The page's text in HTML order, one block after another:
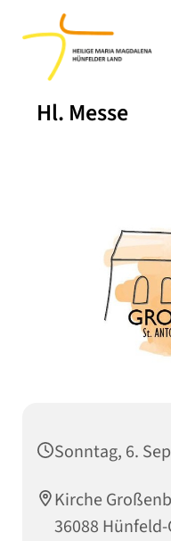
Hl. Messe
Sonntag, 6.
Kirche
36088